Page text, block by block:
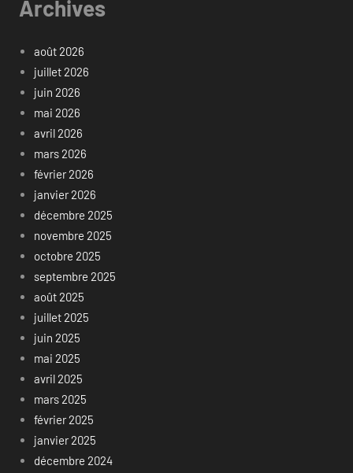
Archives
août 2026
juillet 2026
juin 2026
mai 2026
avril 2026
mars 2026
février 2026
janvier 2026
décembre 2025
novembre 2025
octobre 2025
septembre 2025
août 2025
juillet 2025
juin 2025
mai 2025
avril 2025
mars 2025
février 2025
janvier 2025
décembre 2024